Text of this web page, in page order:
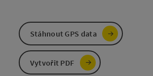
Stáhnout GPS data
Vytvořit PDF